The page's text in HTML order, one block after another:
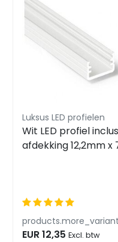
Luksus LED profielen
Wit LED profiel
afdekking 12,2mm
EUR 12,35 Excl. btw